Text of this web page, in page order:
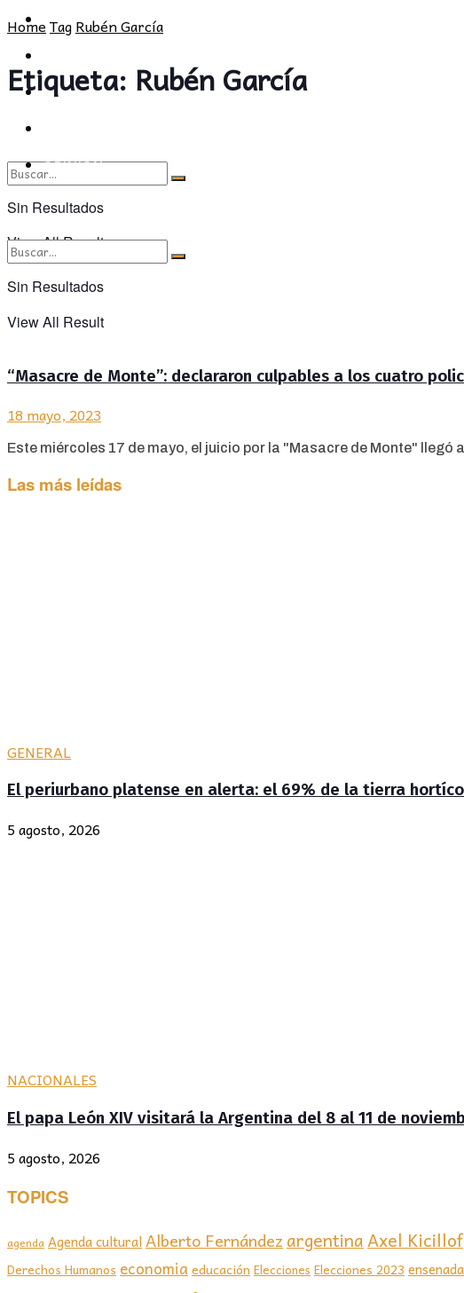
POLÍTICA
CULTURA
Sin Resultados
View All Result
PROVINCIA
SOCIEDAD
OPINIÓN
Sin Resultados
View All Result
HomeTagRubén García
Etiqueta: Rubén García
“Masacre de Monte”: declararon culpables a los cuatro
18 mayo, 2023
Este miércoles 17 de mayo, el juicio por la "Masacre de Monte" llegó
Las más leídas
GENERAL
El periurbano platense en alerta: el 69% de la tierra
5 agosto, 2026
NACIONALES
El papa León XIV visitará la Argentina del 8 al 11 de
5 agosto, 2026
TOPICS
agenda Agenda culturalAlberto Fernández argentinaAxel Kicillof
Derechos Humanos economia educación Elecciones Elecciones 2023 ensenada